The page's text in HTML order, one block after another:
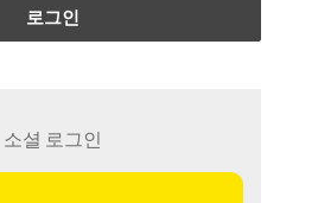
로그인
소셜 로그인